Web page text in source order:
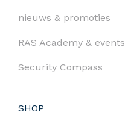
nieuws & promoties
RAS Academy & events
Security Compass
SHOP